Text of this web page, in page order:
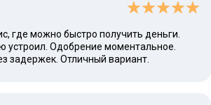
где можно быстро получить деньги.
устроил. Одобрение моментальное.
задержек. Отличный вариант.